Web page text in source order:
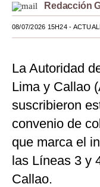
Estilos
Mundo
EEUU
México
España
Tecnología
Club del Suscriptor
Redacción
08/07/2026 15H24-
La Autoridad
Lima y Callao
suscribieron
convenio de
que marca el
las Líneas 3 y
Callao.